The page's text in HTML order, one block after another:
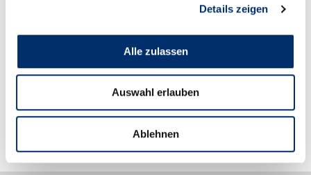
Details zeigen
Alle zulassen
Auswahl erlauben
Ablehnen
Datenschutzbestimmungenund
Absenden